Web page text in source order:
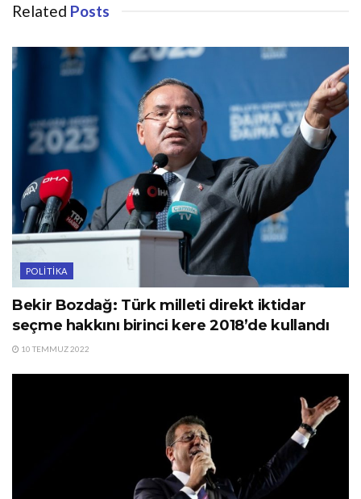
Related Posts
POLITIKA
Bekir Bozdağ: Türk milleti direkt iktidar
seçme hakkını birinci kere 2018’de kullandı
10 TEMMUZ 2022